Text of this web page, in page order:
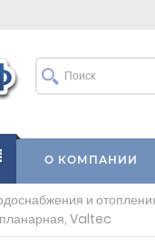
О КОМПАНИИ
и
Valtec